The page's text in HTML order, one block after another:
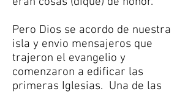
Pero Dios se acordo de nuestra
isla y envio mensajeros que
trajeron el evangelio y
comenzaron a edificar las
primeras Iglesias. Una de las